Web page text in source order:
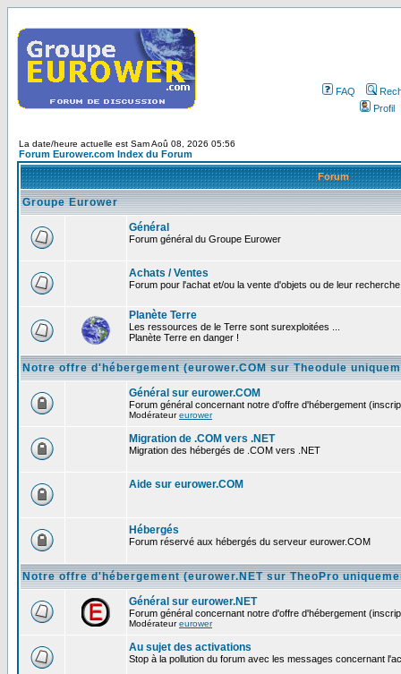
FAQ
Profil
La date/heure actuelle est Sam Aoû 08, 2026 05:56
Forum Eurower.com Index du Forum
Forum
Groupe Eurower
Général
Forum général du Groupe Eurower
Achats / Ventes
Forum pour l'achat et/ou la vente d'objets ou de leur
Planète Terre
Les ressources de le Terre sont surexploitées ...
Planète Terre en danger !
Notre offre d'hébergement (eurower.COM sur Theodule
Général sur eurower.COM
Forum général concernant notre d'offre d'hébergement
Modérateureurower
Migration de .COM vers .NET
Migration des hébergés de .COM vers .NET
Aide sur eurower.COM
Hébergés
Forum réservé aux hébergés du serveur eurower.COM
Notre offre d'hébergement (eurower.NET sur TheoPro
Général sur eurower.NET
Forum général concernant notre d'offre d'hébergement
Modérateureurower
Au sujet des activations
Stop à la pollution du forum avec les messages concernant